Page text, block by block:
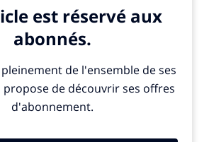
avril 2025.En cas de rupture du contrat
DAZN, la LFP pourrait annoncer la
de proposer l’ensemble des
idée, souhaitée par plusieurs
un très gros défi pour les
Par Nicolas Pelletier.